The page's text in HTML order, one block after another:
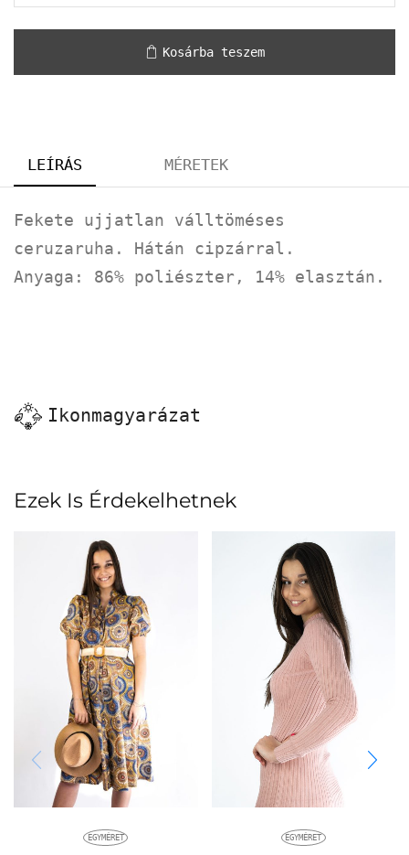
Kosárba teszem
LEÍRÁS MÉRETEK
Fekete ujjatlan válltöméses
ceruzaruha. Hátán cipzárral.
Anyaga: 86% poliészter, 14% elasztán.
Ikonmagyarázat
Ezek Is Érdekelhetnek
EGYMÉRET EGYMÉRET